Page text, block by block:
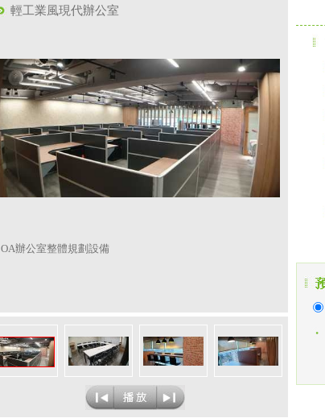
輕工業風現代辦公室
OA辦公室整體規劃設備